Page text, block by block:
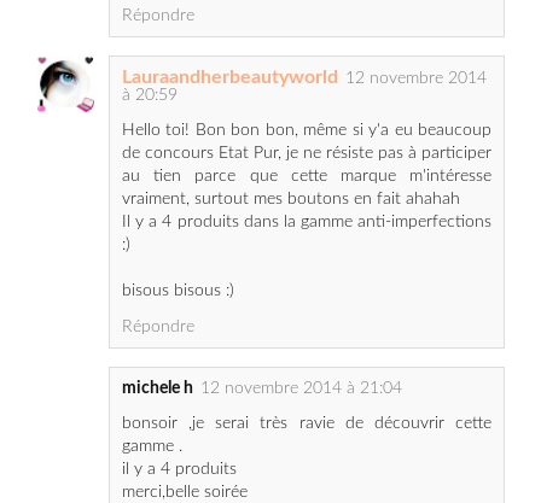
à 20:59
de concours Etat Pur, je ne résiste pas à participer
au tien parce que cette marque m'intéresse
vraiment, surtout mes boutons en fait ahahah
Il y a 4 produits dans la gamme anti-imperfections
bisous bisous :)
Répondre
bonsoir ,je serai très ravie de découvrir cette
gamme .
il y a 4 produits
merci,belle soirée
mimi3631(at)hotmail(point)fr
Répondre